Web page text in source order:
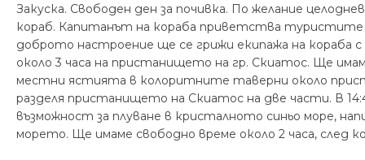
Закуска. Свободен ден за почивка. По желание
кораб. Капитанът на кораба приветства
доброто настроение ще се грижи екипажа на кораба
около 3 часа на пристанището на гр. Скиатос. Ще
местни ястията в колоритните таверни около
разделя пристанището на Скиатос на две части. В
възможност за плуване в кристалното синьо море,
морето. Ще имаме свободно време около 2 часа,